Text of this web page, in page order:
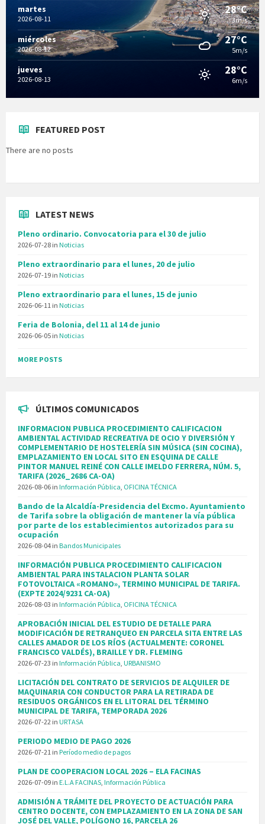
martes
2026-08-11
28°C
3m/s
miércoles
2026-08-12
27°C
5m/s
jueves
2026-08-13
28°C
6m/s
FEATURED POST
There are no posts
LATEST NEWS
Pleno ordinario. Convocatoria para el 30 de julio
2026-07-28 in Noticias
Pleno extraordinario para el lunes, 20 de julio
2026-07-19 in Noticias
Pleno extraordinario para el lunes, 15 de junio
2026-06-11 in Noticias
Feria de Bolonia, del 11 al 14 de junio
2026-06-05 in Noticias
MORE POSTS
ÚLTIMOS COMUNICADOS
INFORMACION PUBLICA PROCEDIMIENTO CALIFICACION
AMBIENTAL ACTIVIDAD RECREATIVA DE OCIO Y DIVERSIÓN Y
COMPLEMENTARIO DE HOSTELERÍA SIN MÚSICA (SIN COCINA),
EMPLAZAMIENTO EN LOCAL SITO EN ESQUINA DE CALLE
PINTOR MANUEL REINÉ CON CALLE IMELDO FERRERA, NÚM. 5,
TARIFA (2026_2686 CA-OA)
2026-08-06 in Información Pública, OFICINA TÉCNICA
Bando de la Alcaldía-Presidencia del Excmo. Ayuntamiento
de Tarifa sobre la obligación de mantener la vía pública
por parte de los establecimientos autorizados para su
ocupación
2026-08-04 in Bandos Municipales
INFORMACIÓN PUBLICA PROCEDIMIENTO CALIFICACION
AMBIENTAL PARA INSTALACION PLANTA SOLAR
FOTOVOLTAICA «ROMANO», TERMINO MUNICIPAL DE TARIFA.
(EXPTE 2024/9231 CA-OA)
2026-08-03 in Información Pública, OFICINA TÉCNICA
APROBACIÓN INICIAL DEL ESTUDIO DE DETALLE PARA
MODIFICACIÓN DE RETRANQUEO EN PARCELA SITA ENTRE LAS
CALLES AMADOR DE LOS RÍOS (ACTUALMENTE: CORONEL
FRANCISCO VALDÉS), BRAILLE Y DR. FLEMING
2026-07-23 in Información Pública, URBANISMO
LICITACIÓN DEL CONTRATO DE SERVICIOS DE ALQUILER DE
MAQUINARIA CON CONDUCTOR PARA LA RETIRADA DE
RESIDUOS ORGÁNICOS EN EL LITORAL DEL TÉRMINO
MUNICIPAL DE TARIFA, TEMPORADA 2026
2026-07-22 in URTASA
PERIODO MEDIO DE PAGO 2026
2026-07-21 in Período medio de pagos
PLAN DE COOPERACION LOCAL 2026 – ELA FACINAS
2026-07-09 in E.L.A FACINAS, Información Pública
ADMISIÓN A TRÁMITE DEL PROYECTO DE ACTUACIÓN PARA
CENTRO DOCENTE, CON EMPLAZAMIENTO EN LA ZONA DE SAN
JOSÉ DEL VALLE, POLÍGONO 16, PARCELA 26